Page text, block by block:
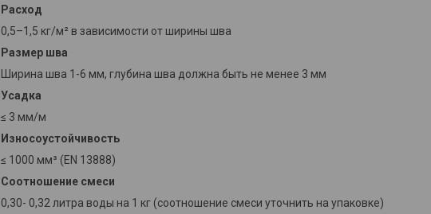
Расход
0,5–1,5 кг/м² в зависимости от ширины шва
Размер шва
Ширина шва 1-6 мм, глубина шва должна быть не менее 3 мм
Усадка
≤ 3 мм/м
Износоустойчивость
≤ 1000 мм³ (EN 13888)
Соотношение смеси
0,30- 0,32 литра воды на 1 кг (соотношение смеси уточнить на упаковке)